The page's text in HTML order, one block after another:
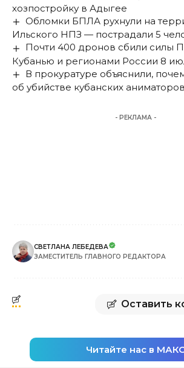
хозпостройку в Адыгее
Обломки БПЛА рухнули на
Ильского НПЗ — пострадали 5
Почти 400 дронов сбили силы
Кубанью и регионами России 8
В прокуратуре объяснили,
об убийстве кубанских
- РЕКЛАМА -
СВЕТЛАНА ЛЕБЕДЕВА
ЗАМЕСТИТЕЛЬ ГЛАВНОГО РЕДАКТОРА
Оставить
Читайте нас в